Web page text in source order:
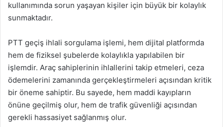
kullanımında sorun yaşayan kişiler için büyük bir kolaylık
sunmaktadır.
PTT geçiş ihlali sorgulama işlemi, hem dijital platformda
hem de fiziksel şubelerde kolaylıkla yapılabilen bir
işlemdir. Araç sahiplerinin ihlallerini takip etmeleri, ceza
ödemelerini zamanında gerçekleştirmeleri açısından kritik
bir öneme sahiptir. Bu sayede, hem maddi kayıpların
önüne geçilmiş olur, hem de trafik güvenliği açısından
gerekli hassasiyet sağlanmış olur.